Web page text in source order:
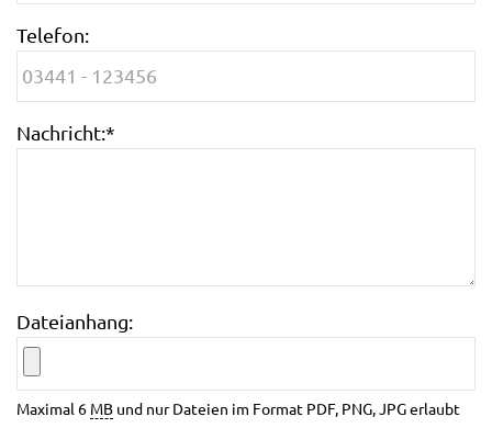
Telefon:
Nachricht:*
Dateianhang:
Maximal 6 MB und nur Dateien im Format PDF, PNG, JPG erlaubt